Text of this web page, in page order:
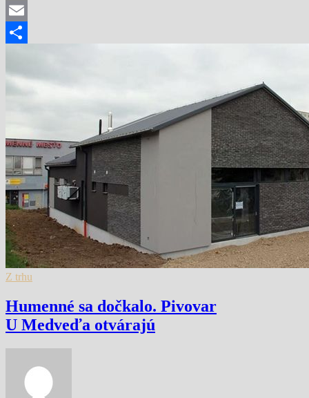
Mastodon
Email
Z trhu
Humenné sa dočkalo. Pivovar
U Medveďa otvárajú